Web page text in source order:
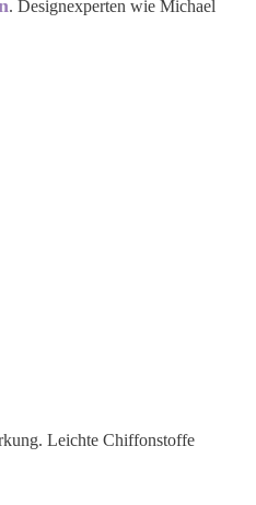
. Designexperten wie Michael
Leichte Chiffonstoffe